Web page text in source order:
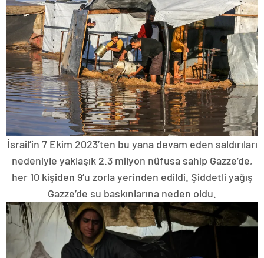
İsrail’in 7 Ekim 2023’ten bu yana devam eden saldırıları
nedeniyle yaklaşık 2.3 milyon nüfusa sahip Gazze’de,
her 10 kişiden 9’u zorla yerinden edildi. Şiddetli yağış
Gazze’de su baskınlarına neden oldu.